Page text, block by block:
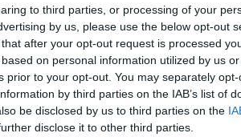
to third parties, or processing of your
by us, please use the below opt-out
after your opt-out request is processed
on personal information utilized by us
prior to your opt-out. You may separately
by third parties on the IAB’s list of
be disclosed by us to third parties on the
disclose it to other third parties.
mundurowych. Fot. NSZZ FiPW